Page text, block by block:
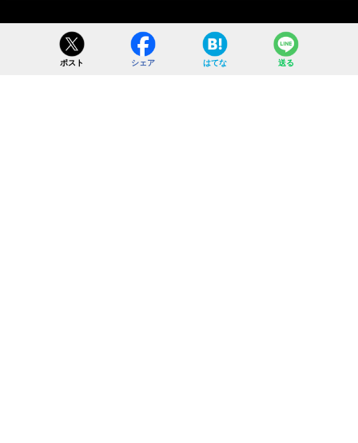
ポスト シェア はてな 送る